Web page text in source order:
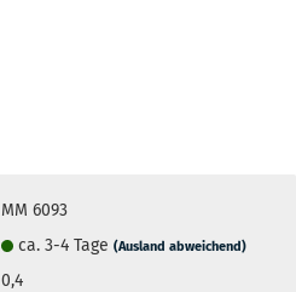
MM 6093
ca. 3-4 Tage(Ausland abweichend)
0,4